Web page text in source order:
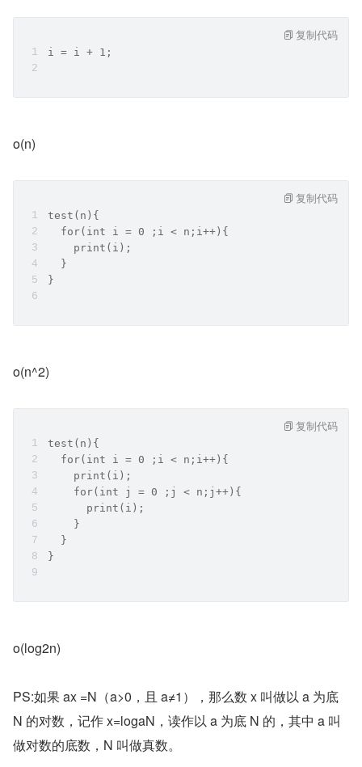
i = i + 1;
复制代码
o(n)
test(n){
  for(int i = 0 ;i < n;i++){
    print(i);
  }
}
复制代码
o(n^2)
test(n){
  for(int i = 0 ;i < n;i++){
    print(i);
    for(int j = 0 ;j < n;j++){
      print(i);
    }
  }
}
复制代码
o(log2n)
PS:如果 ax =N（a>0，且 a≠1），那么数 x 叫做以 a 为底
N 的对数，记作 x=logaN，读作以 a 为底 N 的，其中 a 叫
做对数的底数，N 叫做真数。